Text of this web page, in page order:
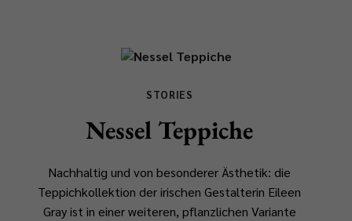
STORIES
Nessel Teppiche
Nachhaltig und von besonderer Ästhetik: die
Teppichkollektion der irischen Gestalterin Eileen
Gray ist in einer weiteren, pflanzlichen Variante